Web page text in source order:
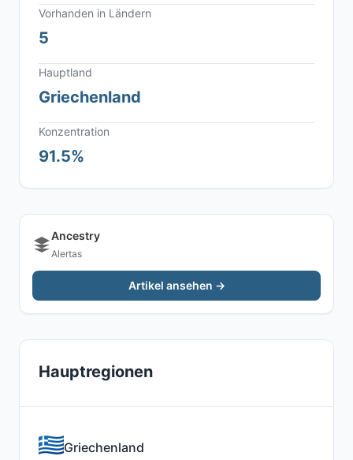
Vorhanden in Ländern
5
Hauptland
Griechenland
Konzentration
91.5%
Ancestry
Alertas
Artikel ansehen →
Hauptregionen
Griechenland